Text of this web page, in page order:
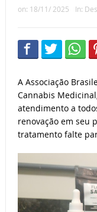
on: 18/11/ 2025 In:
A Associação
Cannabis
atendimento a
renovação em seu
tratamento falte